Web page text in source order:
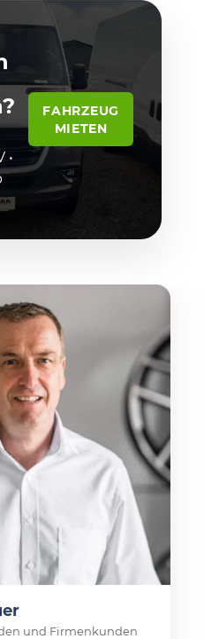
•
FAHRZEUG
MIETEN
und Firmenkunden